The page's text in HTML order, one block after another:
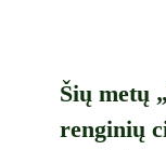
Šių metų
renginių